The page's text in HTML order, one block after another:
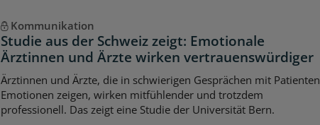
Kommunikation
Studie aus der Schweiz zeigt: Emotionale
Ärztinnen und Ärzte wirken vertrauenswürdiger
Ärztinnen und Ärzte, die in schwierigen Gesprächen mit Patienten
Emotionen zeigen, wirken mitfühlender und trotzdem
professionell. Das zeigt eine Studie der Universität Bern.